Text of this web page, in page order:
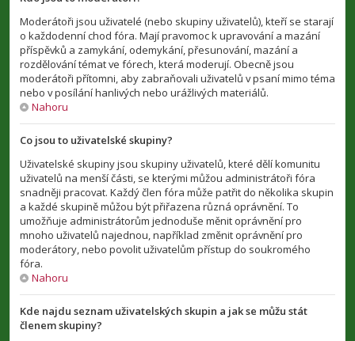
Moderátoři jsou uživatelé (nebo skupiny uživatelů), kteří se starají
o každodenní chod fóra. Mají pravomoc k upravování a mazání
příspěvků a zamykání, odemykání, přesunování, mazání a
rozdělování témat ve fórech, která moderují. Obecně jsou
moderátoři přítomni, aby zabraňovali uživatelů v psaní mimo téma
nebo v posílání hanlivých nebo urážlivých materiálů.
Nahoru
Co jsou to uživatelské skupiny?
Uživatelské skupiny jsou skupiny uživatelů, které dělí komunitu
uživatelů na menší části, se kterými můžou administrátoři fóra
snadněji pracovat. Každý člen fóra může patřit do několika skupin
a každé skupině můžou být přiřazena různá oprávnění. To
umožňuje administrátorům jednoduše měnit oprávnění pro
mnoho uživatelů najednou, například změnit oprávnění pro
moderátory, nebo povolit uživatelům přístup do soukromého
fóra.
Nahoru
Kde najdu seznam uživatelských skupin a jak se můžu stát
členem skupiny?